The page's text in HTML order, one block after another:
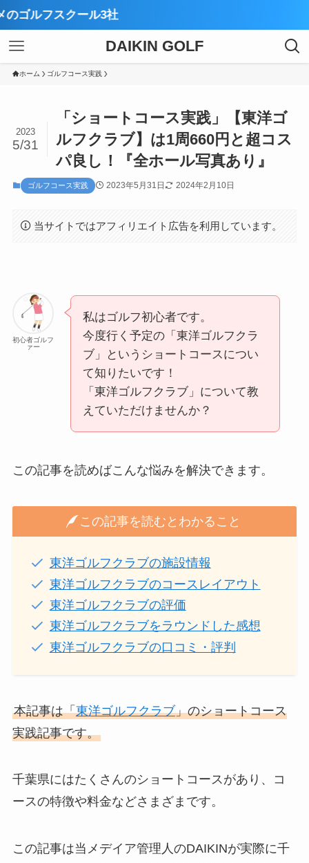
DAIKIN GOLF
ホーム ゴルフコース実践
「ショートコース実践」【東洋ゴ
ルフクラブ】は1周660円と超コス
パ良し！『全ホール写真あり』
2023
5/31
ゴルフコース実践 2023年5月31日 2024年2月10日
当サイトではアフィリエイト広告を利用しています。
初心者ゴルフ
ァー
私はゴルフ初心者です。
今度行く予定の「東洋ゴルフクラ
ブ」というショートコースについ
て知りたいです！
「東洋ゴルフクラブ」について教
えていただけませんか？
この記事を読めばこんな悩みを解決できます。
この記事を読むとわかること
東洋ゴルフクラブの施設情報
東洋ゴルフクラブのコースレイアウト
東洋ゴルフ クラブの評価
東洋ゴルフクラブをラウンドした感想
東洋ゴルフクラブの口コミ・評判
本記事は「東洋ゴルフクラブ」のショートコース
実践記事です。
千葉県にはたくさんのショートコースがあり、コ
ースの特徴や料金などさまざまです。
この記事は当メデイア管理人のDAIKINが実際に千